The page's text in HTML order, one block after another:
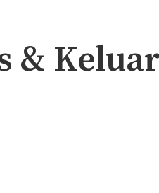
& Keluar